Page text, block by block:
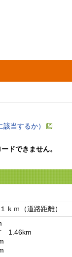
当するか）
ドできません。
ｋｍ（道路距離）